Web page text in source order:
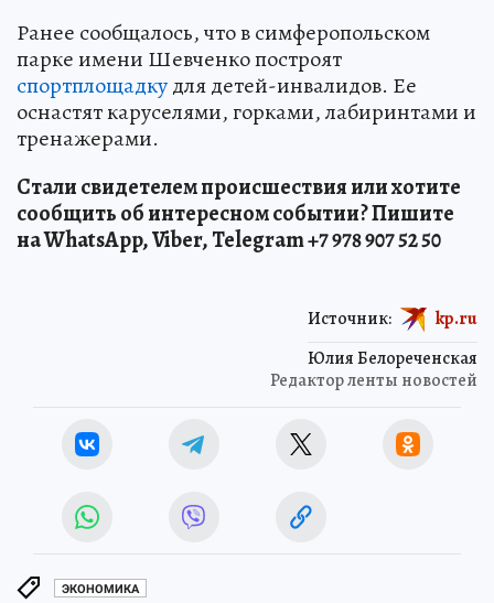
Ранее сообщалось, что в симферопольском
парке имени Шевченко построят
спортплощадкудля детей-инвалидов. Ее
оснастят каруселями, горками, лабиринтами и
тренажерами.
Стали свидетелем происшествия или хотите
сообщить об интересном событии? Пишите
на WhatsApp, Viber, Telegram +7 978 907 52 50
Юлия Белореченская
Редактор ленты новостей
Источник: kp.ru
ЭКОНОМИКА